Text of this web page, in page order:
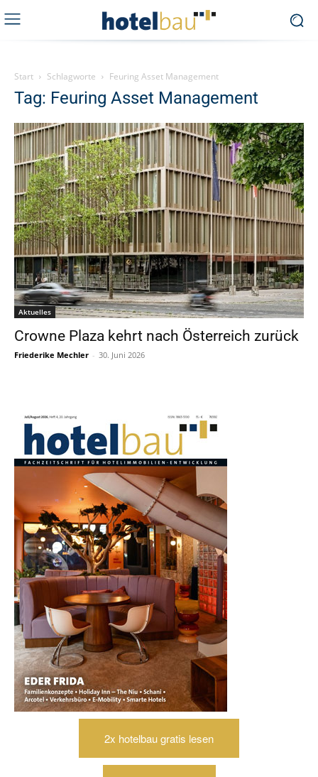
Start Schlagworte Feuring Asset Management
Tag: Feuring Asset Management
Aktuelles
Crowne Plaza kehrt nach Österreich zurück
Friederike Mechler - 30. Juni 2026
2x hotelbau gratis lesen